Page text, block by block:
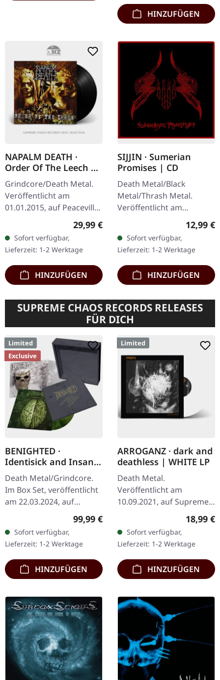
HINZUFÜGEN
NAPALM DEATH ·
Order Of The Leech |
BLACK LP
Grindcore/Death Metal.
Veröffentlicht am
01.01.2015, auf Peaceville
Records. Schwarzes Vinyl.
Napalm Death liefern mit
"Order Of The Leech"
einen…
Regulärer Preis:
29,99 €
Sofort verfügbar,
Lieferzeit: 1-2 Werktage
HINZUFÜGEN
SIJJIN · Sumerian
Promises | CD
Death Metal/Black
Metal/Thrash Metal.
Veröffentlicht am
12.11.2021, auf Sepulchral
Voice Records. CD im
Jewelcase mit 12-seitigem
Booklet. Aus…
12,99 €
Sofort verfügbar,
Lieferzeit: 1-2 Werktage
HINZUFÜGEN
SUPREME CHAOS RECORDS RELEASES
FÜR DICH
Limited
Exclusive
BENIGHTED ·
Identisick and Insane
Cephalic Production |
INSANE WOODEN
BOXSET
Death Metal/Grindcore.
Im Box Set, veröffentlicht
am 22.03.2024, auf
Supreme Chaos Records.
Schwere graue Holzbox
mit den Alben 'Identisick'
und…
Regulärer Preis:
99,99 €
Sofort verfügbar,
Lieferzeit: 1-2 Werktage
HINZUFÜGEN
Limited
ARROGANZ · dark and
deathless | WHITE LP
Death Metal.
Veröffentlicht am
10.09.2021, auf Supreme
Chaos Records. Weißes
Vinyl im schweren Cover
mit Insert. Limitiert auf
200 handnummerierte…
18,99 €
Sofort verfügbar,
Lieferzeit: 1-2 Werktage
HINZUFÜGEN